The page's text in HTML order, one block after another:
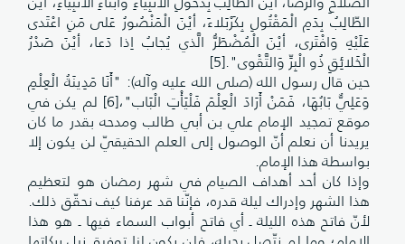
الطّالِبُ بِدَمِ الْمَقْتُولِ بِكَرْبَلاءَ، أيْنَ الْمَنْصُورُ عَلى مَنِ اعْتَدى
عَلَيْهِ وَافْتَرى، أيْنَ الْمُضْطَرُّ الَّذي يُجابُ اِذا دَعا، أيْنَ صَدْرُ
الْخَلائِقِ ذُو الْبِرِّ وَالتَّقْوى".[5]
حين قال رسول الله (صلى الله عليه وآله): "أَنَا مَدِينَةُ الْعِلْمِ
وَعَلِيٌّ بَابُهَا، فَمَنْ أَرَادَ الْعِلْمَ فَلْيَأْتِ الْبَاب"،[6] لم يكن في
موقع تمجيد الإمام علي بن أبي طالب ومدحه بقدر ما كان
يريدنا أن نعلم أنّ الوصول إلى العلم الحقيقيّ لن يكون إلا
بواسطة هذا الإمام.
وإذا كان أحد أهداف الصيام في شهر رمضان هو لتعظيم
هذا الشهر وإدراك ليلة قدره، فإنّنا قد عرفنا كيف نحقّق ذلك.
لأنّ فاتح هذه الليلة ـ أي فاتح أبواب السماء فيها ـ هو هذا